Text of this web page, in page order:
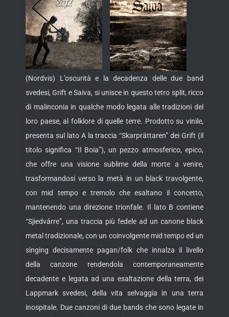
(Nordvis) L’oscurità e la decadenza delle due band
svedesi, Grift e Saiva, si unisce in questo tetro split, ricco
di malinconia in qualche modo legata alle tradizioni del
loro paese, al folklore di quelle terre. Prodotto su vinile,
presenta sul lato A la traccia “Skarprättaren” dei Grift (il
titolo significa “Il Boia”), un pezzo atmosferico, epico,
che offre una visione sublime della morte a venire,
trasformandosi verso la metà in un black travolgente,
con mid tempo e tremolo che esaltano il concetto,
mantenendo una direzione trionfale. Il lato B contiene
“Sjiedvárre”, una traccia più fedele ad un canone black
metal tradizionale, con un coinvolgente mid tempo ed un
singing decisamente pagan/folk che innalza il livello
della canzone rendendola contemporaneamente
decadente e legata ad una esaltazione della terra, dei
Lappmark svedesi, della vita selvaggia in una terra
inospitale. Due canzoni di due bands che sono legate in